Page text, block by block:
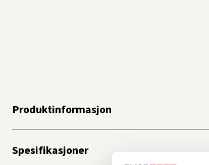
Produktinformasjon
Spesifikasjoner